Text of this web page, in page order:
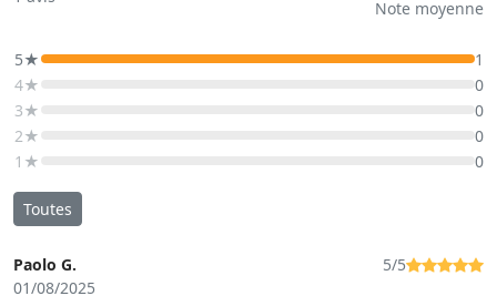
Note moyenne
5★
1
4★
0
3★
0
2★
0
1★
0
Toutes
Paolo G.
01/08/2025
5/5